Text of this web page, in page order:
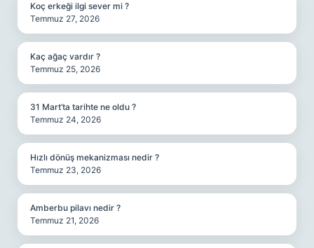
Koç erkeği ilgi sever mi ?
Temmuz 27, 2026
Kaç ağaç vardır ?
Temmuz 25, 2026
31 Mart’ta tarihte ne oldu ?
Temmuz 24, 2026
Hızlı dönüş mekanizması nedir ?
Temmuz 23, 2026
Amberbu pilavı nedir ?
Temmuz 21, 2026